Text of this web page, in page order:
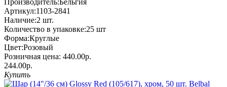
Производитель:Бельгия
Артикул:1103-2841
Наличие:2 шт.
Количество в упаковке:25 шт
Форма:Круглые
Цвет:Розовый
Розничная цена: 440.00р.
244.00р.
Купить